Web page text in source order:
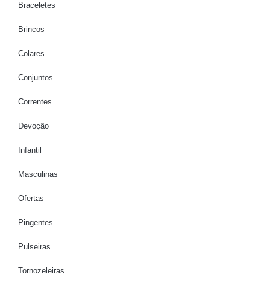
Braceletes
Brincos
Colares
Conjuntos
Correntes
Devoção
Infantil
Masculinas
Ofertas
Pingentes
Pulseiras
Tornozeleiras